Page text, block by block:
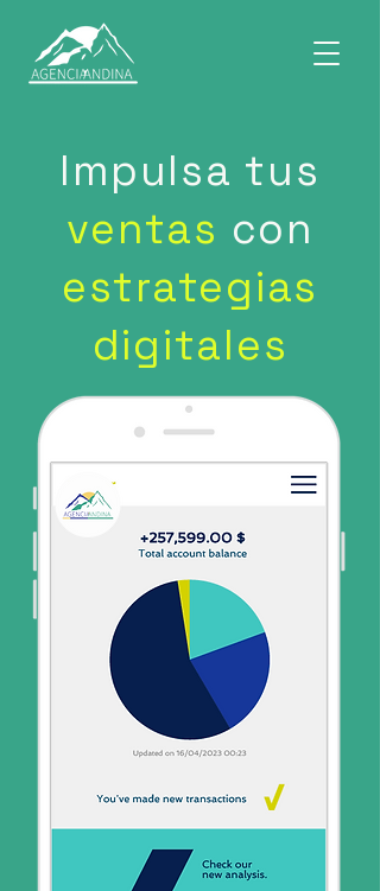
Impulsa tus
ventas con
estrategias
digitales